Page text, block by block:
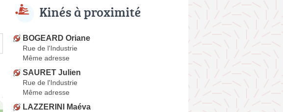
Kinés à proximité
BOGEARD Oriane
Rue de l'Industrie
Même adresse
SAURET Julien
Rue de l'Industrie
Même adresse
LAZZERINI Maéva